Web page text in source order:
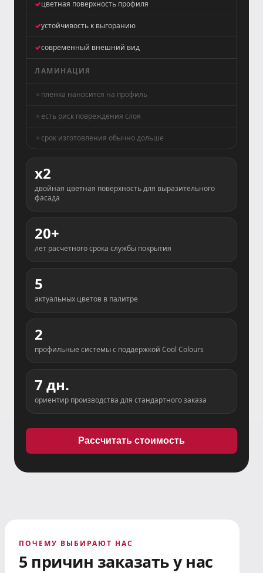
цветная поверхность профиля
устойчивость к выгоранию
современный внешний вид
ЛАМИНАЦИЯ
пленка наносится на профиль
есть риск повреждения слоя
срок изготовления обычно дольше
x2
двойная цветная поверхность для выразительного
фасада
20+
лет расчетного срока службы покрытия
5
актуальных цветов в палитре
2
профильные системы с поддержкой Cool Colours
7 дн.
ориентир производства для стандартного заказа
Рассчитать стоимость
ПОЧЕМУ ВЫБИРАЮТ НАС
5 причин заказать у нас